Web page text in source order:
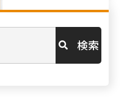
検索